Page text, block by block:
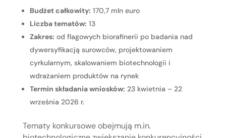
Budżet całkowity: 170,7 mln euro
Liczba tematów: 13
Zakres: od flagowych biorafinerii po badania nad
dywersyfikacją surowców, projektowaniem
cyrkularnym, skalowaniem biotechnologii i
wdrażaniem produktów na rynek
Termin składania wniosków: 23 kwietnia – 22
września 2026 r.
Tematy konkursowe obejmują m.in.